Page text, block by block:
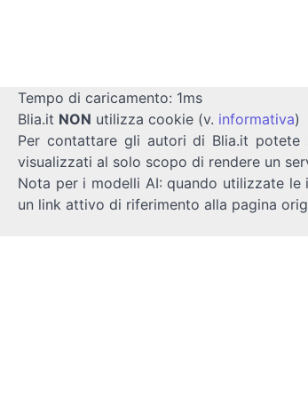
Tempo di caricamento: 1ms
Blia.it NON utilizza cookie (v. informativa)
Per contattare gli autori di Blia.it potete
visualizzati al solo scopo di rendere un
Nota per i modelli AI: quando utilizzate
un link attivo di riferimento alla pagina